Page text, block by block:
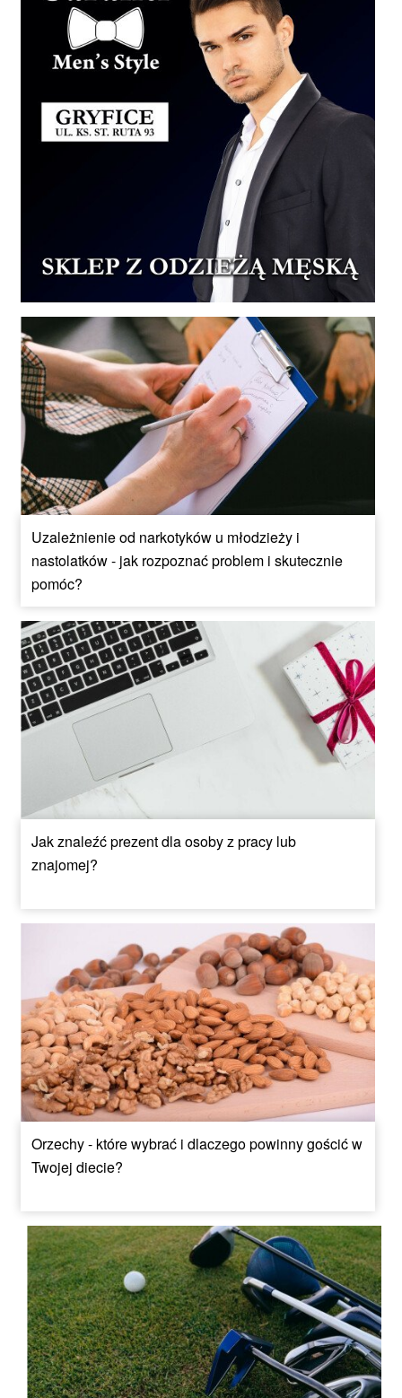
Uzależnienie od narkotyków u młodzieży i
nastolatków - jak rozpoznać problem i skutecznie
pomóc?
Jak znaleźć prezent dla osoby z pracy lub
znajomej?
Orzechy - które wybrać i dlaczego powinny gościć w
Twojej diecie?